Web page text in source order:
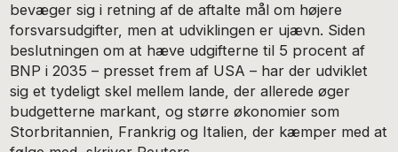
bevæger sig i retning af de aftalte mål om højere
forsvarsudgifter, men at udviklingen er ujævn. Siden
beslutningen om at hæve udgifterne til 5 procent af
BNP i 2035 – presset frem af USA – har der udviklet
sig et tydeligt skel mellem lande, der allerede øger
budgetterne markant, og større økonomier som
Storbritannien, Frankrig og Italien, der kæmper med at